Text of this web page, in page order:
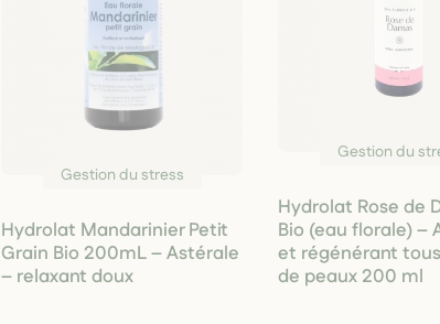
Gestion du stress
Hydrolat Mandarinier Petit
Grain Bio 200mL – Astérale
– relaxant doux
Gestion du
Hydrolat Rose de
Bio (eau florale) –
et régénérant
de peaux 200 ml